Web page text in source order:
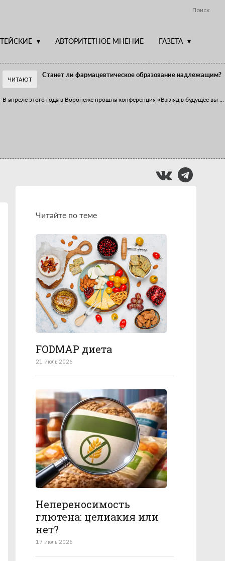
Поиск
АВТОРИТЕТНОЕ МНЕНИЕ ГАЗЕТА
ЧИТАЮТ
Станет ли фармацевтическое образование надлежащим?
В апреле этого года в Воронеже прошла конференция «Взгляд в будущее вы
Читайте по теме
FODMAP диета
21 июль 2026
Непереносимость
глютена: целиакия или
нет?
17 июль 2026